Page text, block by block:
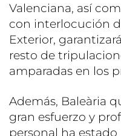
Valenciana, así
con interlocución
Exterior,
resto de
amparadas en los
Además, Baleària
gran esfuerzo y
personal ha